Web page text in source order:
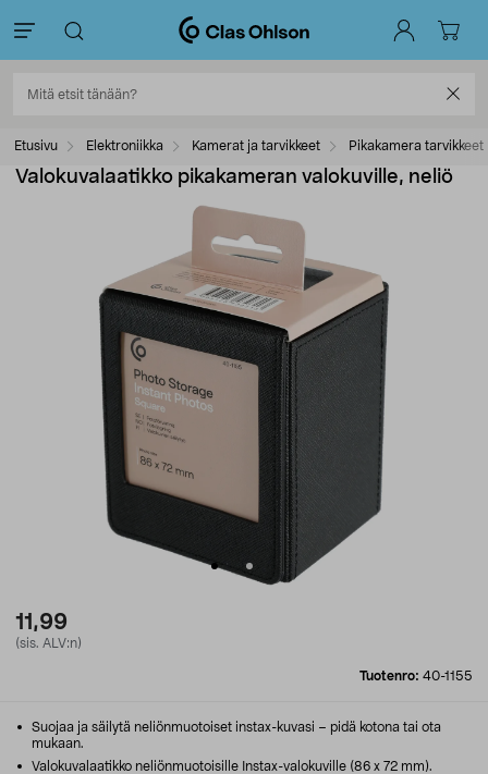
Etusivu Elektroniikka Kamerat ja tarvikkeet Pikakamera tarvikkeet
Valokuvalaatikko pikakameran valokuville, neliö
11,99
(sis. ALV:n)
Tuotenro: 40-1155
Suojaa ja säilytä neliönmuotoiset instax-kuvasi – pidä kotona tai ota
mukaan.
Valokuvalaatikko neliönmuotoisille Instax-valokuville (86 x 72 mm).